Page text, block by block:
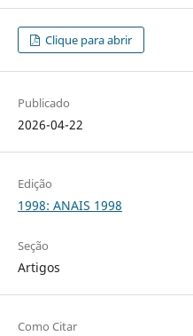
Clique para abrir
Publicado
2026-04-22
Edição
1998: ANAIS 1998
Seção
Artigos
Como Citar